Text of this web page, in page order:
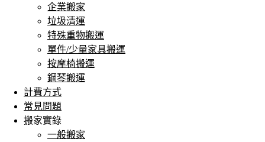
企業搬家
垃圾清運
特殊重物搬運
單件/少量家具搬運
按摩椅搬運
鋼琴搬運
計費方式
常見問題
搬家實錄
一般搬家